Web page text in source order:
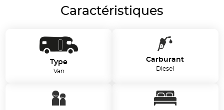
Caractéristiques
Type
Van
Carburant
Diesel